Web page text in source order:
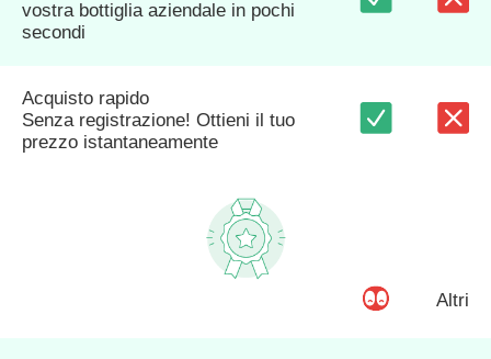
vostra bottiglia aziendale in pochi
secondi
Acquisto rapido
Senza registrazione! Ottieni il tuo
prezzo istantaneamente
Altri